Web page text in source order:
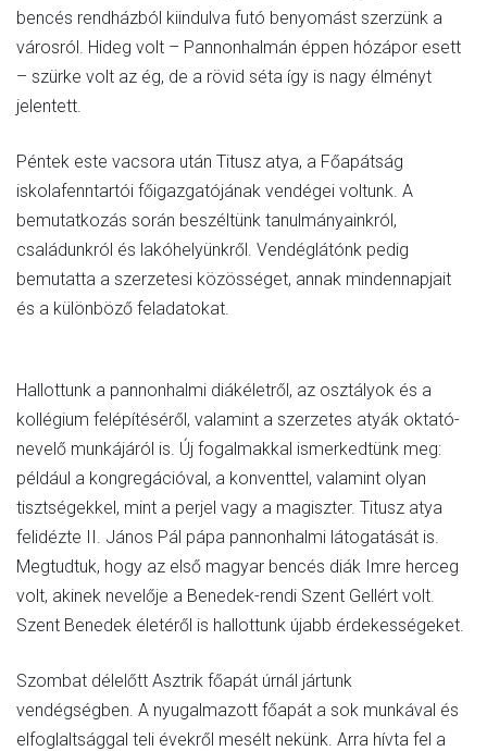
bencés rendházból kiindulva futó benyomást szerzünk a
városról. Hideg volt – Pannonhalmán éppen hózápor esett
– szürke volt az ég, de a rövid séta így is nagy élményt
jelentett.
Péntek este vacsora után Titusz atya, a Főapátság
iskolafenntartói főigazgatójának vendégei voltunk. A
bemutatkozás során beszéltünk tanulmányainkról,
családunkról és lakóhelyünkről. Vendéglátónk pedig
bemutatta a szerzetesi közösséget, annak mindennapjait
és a különböző feladatokat.
Hallottunk a pannonhalmi diákéletről, az osztályok és a
kollégium felépítéséről, valamint a szerzetes atyák oktató-
nevelő munkájáról is. Új fogalmakkal ismerkedtünk meg:
például a kongregációval, a konventtel, valamint olyan
tisztségekkel, mint a perjel vagy a magiszter. Titusz atya
felidézte II. János Pál pápa pannonhalmi látogatását is.
Megtudtuk, hogy az első magyar bencés diák Imre herceg
volt, akinek nevelője a Benedek-rendi Szent Gellért volt.
Szent Benedek életéről is hallottunk újabb érdekességeket.
Szombat délelőtt Asztrik főapát úrnál jártunk
vendégségben. A nyugalmazott főapát a sok munkával és
elfoglaltsággal teli évekről mesélt nekünk. Arra hívta fel a